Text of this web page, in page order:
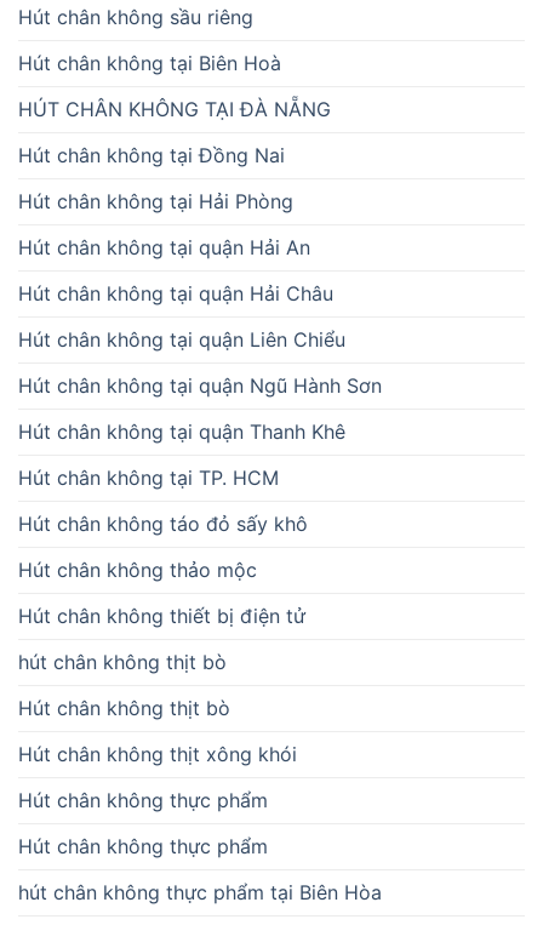
Hút chân không sầu riêng
Hút chân không tại Biên Hoà
HÚT CHÂN KHÔNG TẠI ĐÀ NẴNG
Hút chân không tại Đồng Nai
Hút chân không tại Hải Phòng
Hút chân không tại quận Hải An
Hút chân không tại quận Hải Châu
Hút chân không tại quận Liên Chiểu
Hút chân không tại quận Ngũ Hành Sơn
Hút chân không tại quận Thanh Khê
Hút chân không tại TP. HCM
Hút chân không táo đỏ sấy khô
Hút chân không thảo mộc
Hút chân không thiết bị điện tử
hút chân không thịt bò
Hút chân không thịt bò
Hút chân không thịt xông khói
Hút chân không thực phẩm
Hút chân không thực phẩm
hút chân không thực phẩm tại Biên Hòa